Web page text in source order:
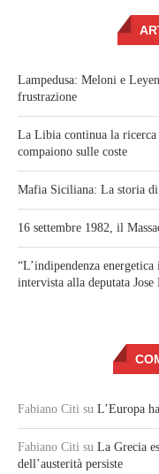
Lampedusa: Meloni e
frustrazione
La Libia continua la
compaiono sulle coste
Mafia Siciliana: La storia di
16 settembre 1982, il
“L’indipendenza
intervista alla deputata Jose
Fabiano Citi su L’Europa
Fabiano Citi su La Grecia
dell’austerità persiste